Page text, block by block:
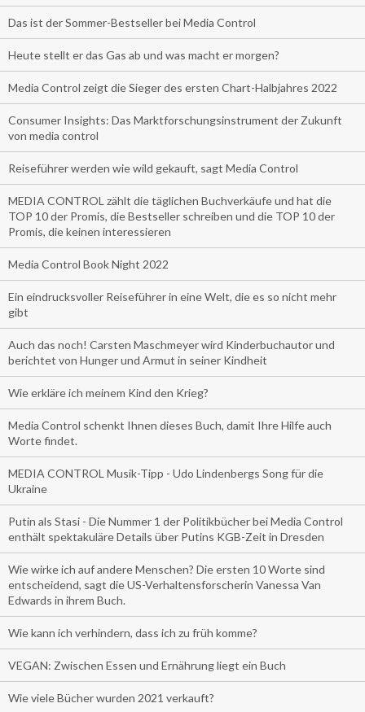
Das ist der Sommer-Bestseller bei Media Control
Heute stellt er das Gas ab und was macht er morgen?
Media Control zeigt die Sieger des ersten Chart-Halbjahres 2022
Consumer Insights: Das Marktforschungsinstrument der Zukunft
von media control
Reiseführer werden wie wild gekauft, sagt Media Control
MEDIA CONTROL zählt die täglichen Buchverkäufe und hat die
TOP 10 der Promis, die Bestseller schreiben und die TOP 10 der
Promis, die keinen interessieren
Media Control Book Night 2022
Ein eindrucksvoller Reiseführer in eine Welt, die es so nicht mehr
gibt
Auch das noch! Carsten Maschmeyer wird Kinderbuchautor und
berichtet von Hunger und Armut in seiner Kindheit
Wie erkläre ich meinem Kind den Krieg?
Media Control schenkt Ihnen dieses Buch, damit Ihre Hilfe auch
Worte findet.
MEDIA CONTROL Musik-Tipp - Udo Lindenbergs Song für die
Ukraine
Putin als Stasi - Die Nummer 1 der Politikbücher bei Media Control
enthält spektakuläre Details über Putins KGB-Zeit in Dresden
Wie wirke ich auf andere Menschen? Die ersten 10 Worte sind
entscheidend, sagt die US-Verhaltensforscherin Vanessa Van
Edwards in ihrem Buch.
Wie kann ich verhindern, dass ich zu früh komme?
VEGAN: Zwischen Essen und Ernährung liegt ein Buch
Wie viele Bücher wurden 2021 verkauft?